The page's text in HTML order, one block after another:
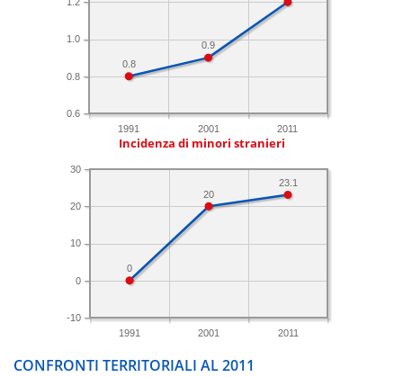
1991 2001 2011
0.6
0.8
1.0
0.9
0.8
Incidenza di minori stranieri
1991 2001 2011
-10
0
10
20
30
23.1
20
0
CONFRONTI TERRITORIALI AL 2011